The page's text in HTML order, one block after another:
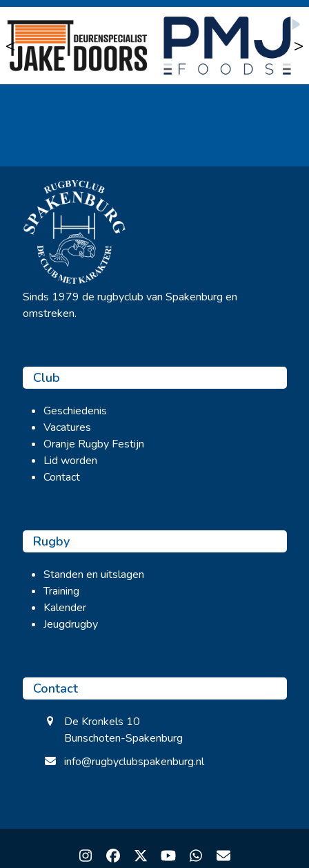
< >
Sinds 1979 de rugbyclub van Spakenburg en
omstreken.
Club
Geschiedenis
Vacatures
Oranje Rugby Festijn
Lid worden
Contact
Rugby
Standen en uitslagen
Training
Kalender
Jeugdrugby
Contact
De Kronkels 10
Bunschoten-Spakenburg
info@rugbyclubspakenburg.nl
Instagram
Facebook
TwitterYouTubeWhatsapp
Email